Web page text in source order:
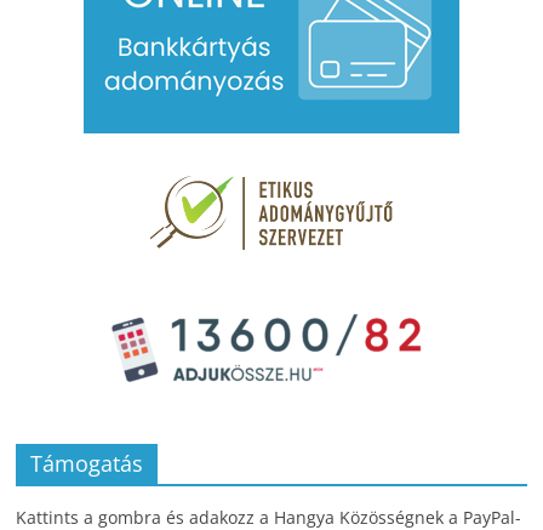
Támogatás
Kattints a gombra és adakozz a Hangya Közösségnek a PayPal-